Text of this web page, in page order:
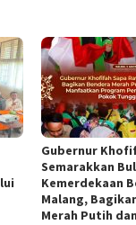
Gubernur
Semarakkan
Kemerdekaan
Malang,
Merah Putih